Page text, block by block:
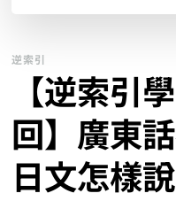
逆索引
【逆索引
回】廣東
日文怎樣